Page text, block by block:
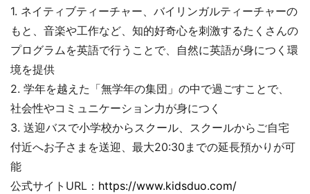
1. ネイティブティーチャー、バイリンガルティーチャーの
もと、音楽や工作など、知的好奇心を刺激するたくさんの
プログラムを英語で行うことで、自然に英語が身につく環
境を提供
2. 学年を越えた「無学年の集団」の中で過ごすことで、
社会性やコミュニケーション力が身につく
3. 送迎バスで小学校からスクール、スクールからご自宅
付近へお子さまを送迎、最大20:30までの延長預かりが可
能
公式サイトURL： https://www.kidsduo.com/